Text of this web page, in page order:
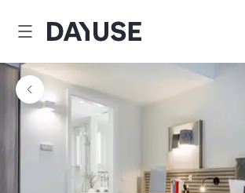
Dayuse